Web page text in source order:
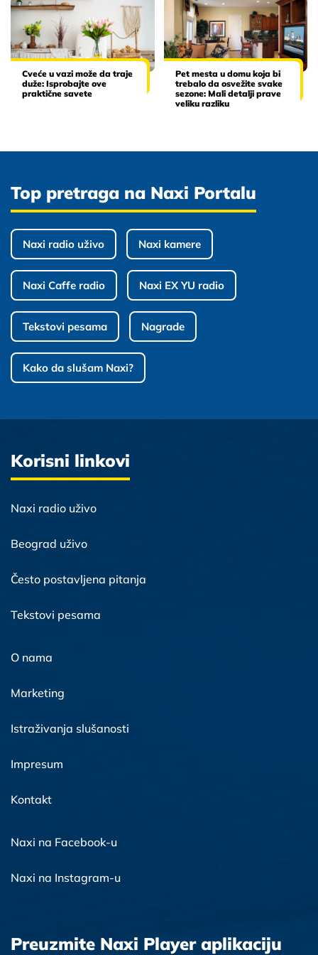
Cveće u vazi može da traje
duže: Isprobajte ove
praktične savete
Pet mesta u domu koja bi
trebalo da osvežite svake
sezone: Mali detalji prave
veliku razliku
Top pretraga na Naxi Portalu
Naxi radio uživo Naxi kamere
Naxi Caffe radio Naxi EX YU radio
Tekstovi pesama Nagrade
Kako da slušam Naxi?
Korisni linkovi
Naxi radio uživo
Beograd uživo
Često postavljena pitanja
Tekstovi pesama
O nama
Marketing
Istraživanja slušanosti
Impresum
Kontakt
Naxi na Facebook-u
Naxi na Instagram-u
Preuzmite Naxi Player aplikaciju